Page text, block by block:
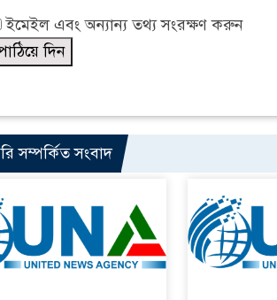
ইমেইল এবং অন্যান্য তথ্য সংরক্ষণ করুন
সম্পর্কিত সংবাদ